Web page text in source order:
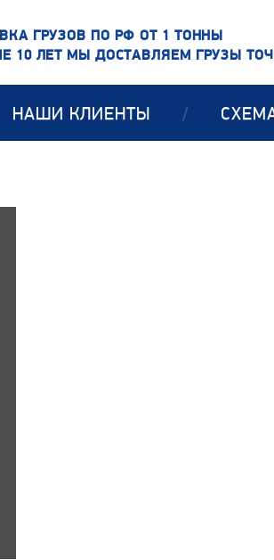
ГРУЗОВ ПО РФ ОТ 1 ТОННЫ
10 ЛЕТ МЫ ДОСТАВЛЯЕМ ГРУЗЫ
НАШИ КЛИЕНТЫ /